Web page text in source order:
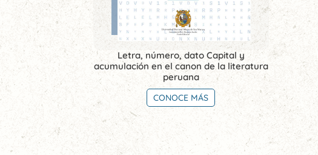
Letra, número, dato Capital y
acumulación en el canon de la literatura
peruana
CONOCE MÁS